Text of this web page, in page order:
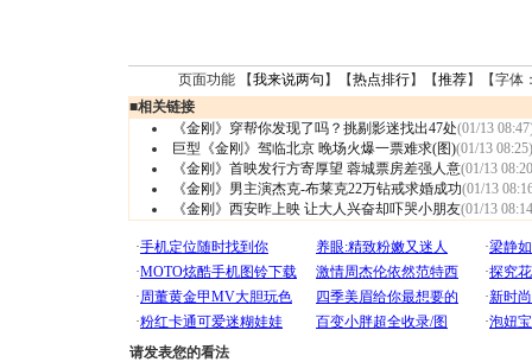
页面功能 【我来说两句 】【热点排行】【推荐】【字体
■相关链接
《金刚》穿帮你发现了吗？挑剔影迷找出47处(01/13
巨型《金刚》驾临北京 晚场火爆一票难求(图)(01/13 08:25)
《金刚》首映发行方寄厚望 蓉城票房差强人意(01/13
《金刚》男主演杰克-布莱克22万钻戒求婚成功(01/13
《金刚》西安昨上映 让大人兴奋却吓哭小朋友(01/13
请发表您的看法